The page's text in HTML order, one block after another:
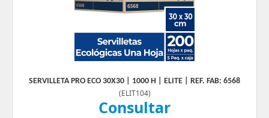
SERVILLETA PRO ECO 30X30 | 1000 H | ELITE | REF. FAB: 6568
(ELIT104)
Consultar